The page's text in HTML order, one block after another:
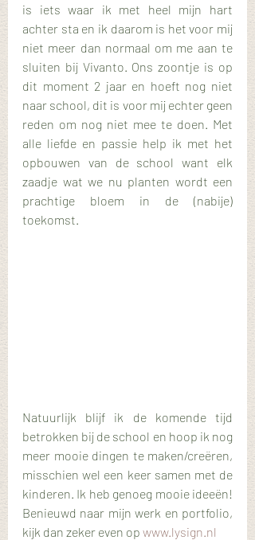
is iets waar ik met heel mijn hart
achter sta en ik daarom is het voor mij
niet meer dan normaal om me aan te
sluiten bij Vivanto. Ons zoontje is op
dit moment 2 jaar en hoeft nog niet
naar school, dit is voor mij echter geen
reden om nog niet mee te doen. Met
alle liefde en passie help ik met het
opbouwen van de school want elk
zaadje wat we nu planten wordt een
prachtige bloem in de (nabije)
toekomst.
Natuurlijk blijf ik de komende tijd
betrokken bij de school en hoop ik nog
meer mooie dingen te maken/creëren,
misschien wel een keer samen met de
kinderen. Ik heb genoeg mooie ideeën!
Benieuwd naar mijn werk en portfolio,
kijk dan zeker even op www.lysign.nl